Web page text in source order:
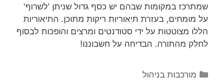
שמתרכז במקומות שבהם יש כסף גדול שניתן 'לשרוף'
על מומחים, בעזרת תיאוריות ריקות מתוכן. התיאוריות
הללו מצוטטות על ידי סטודנטים ומרצים והופכות לבסוף
לחלק מהתורה. הבדיחה על חשבוננו!
קטגוריות
מורכבות בניהול